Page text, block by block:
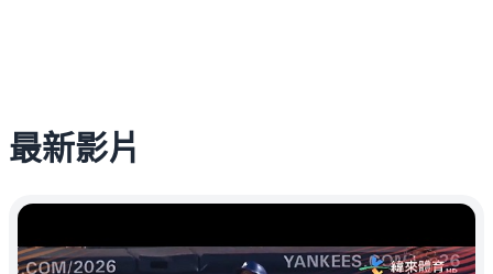
最新影片